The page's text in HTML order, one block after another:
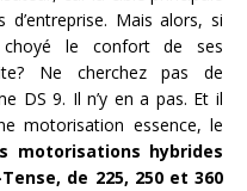
Mais alors, si
le confort de ses
Ne cherchez pas de
DS 9. Il n’y en a pas. Et il
motorisation essence, le
motorisations hybrides
de 225, 250 et 360